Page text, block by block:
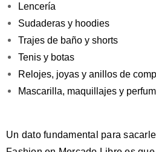
Lencería
Sudaderas y hoodies
Trajes de baño y shorts
Tenis y botas
Relojes, joyas y anillos de
Mascarilla, maquillajes y
Un dato fundamental para